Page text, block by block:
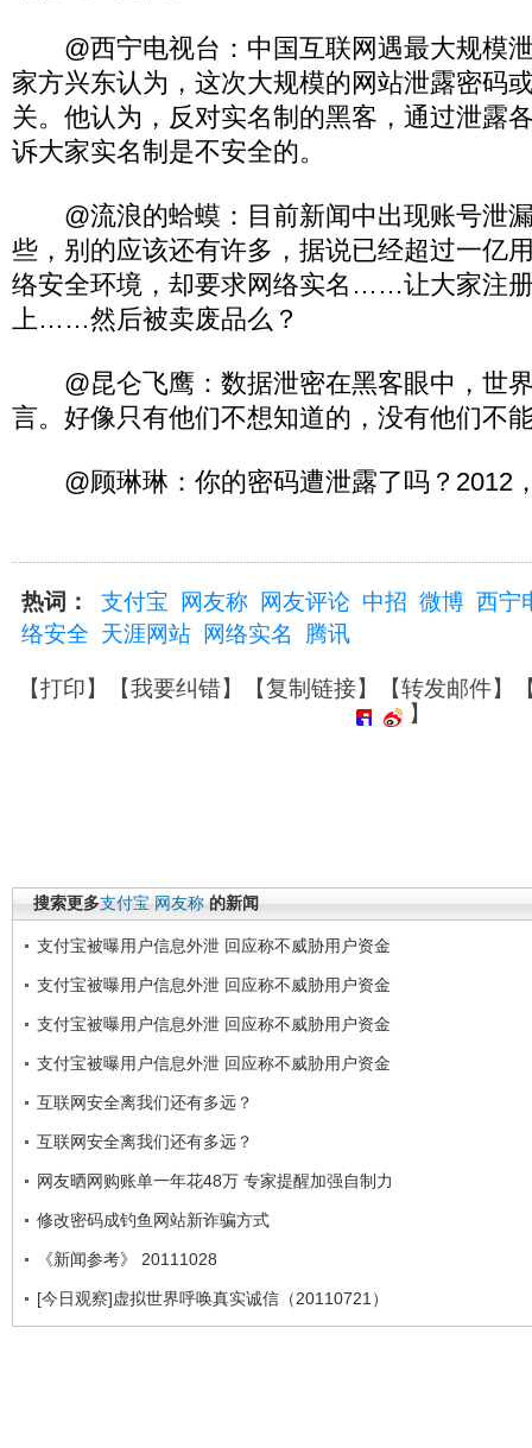
@西宁电视台：中国互联网遇最大规模
家方兴东认为，这次大规模的网站泄露密码
关。他认为，反对实名制的黑客，通过泄露
诉大家实名制是不安全的。
@流浪的蛤蟆：目前新闻中出现账号泄
些，别的应该还有许多，据说已经超过一亿
络安全环境，却要求网络实名……让大家注
上……然后被卖废品么？
@昆仑飞鹰：数据泄密在黑客眼中，世
言。好像只有他们不想知道的，没有他们不
@顾琳琳：你的密码遭泄露了吗？2012
热词： 支付宝 网友称 网友评论 中招 微博 西宁
络安全 天涯网站 网络实名 腾讯
【打印】【我要纠错】【复制链接】【转发邮件】
】
搜索更多支付宝 网友称 的新闻
支付宝被曝用户信息外泄 回应称不威胁用户资金
支付宝被曝用户信息外泄 回应称不威胁用户资金
支付宝被曝用户信息外泄 回应称不威胁用户资金
支付宝被曝用户信息外泄 回应称不威胁用户资金
互联网安全离我们还有多远？
互联网安全离我们还有多远？
网友晒网购账单一年花48万 专家提醒加强自制力
修改密码成钓鱼网站新诈骗方式
《新闻参考》 20111028
[今日观察]虚拟世界呼唤真实诚信（20110721）